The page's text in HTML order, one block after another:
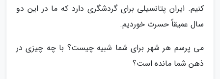
کنیم. ایران پتانسیلی برای گردشگری دارد که ما در این دو
سال عمیقاً حسرت خوردیم.
می پرسم هر شهر برای شما شبیه چیست؟ با چه چیزی در
ذهن شما مانده است؟